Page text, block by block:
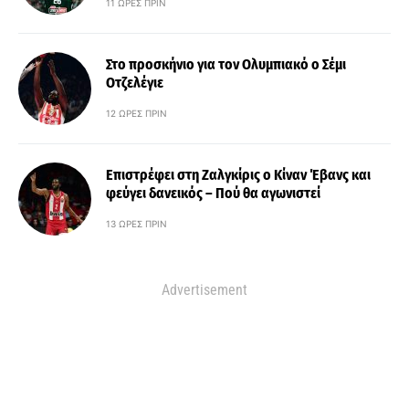
11 ΏΡΕΣ ΠΡΙΝ
Στο προσκήνιο για τον Ολυμπιακό ο Σέμι
Οτζελέγιε
12 ΏΡΕΣ ΠΡΙΝ
Επιστρέφει στη Ζαλγκίρις ο Κίναν Έβανς και
φεύγει δανεικός – Πού θα αγωνιστεί
13 ΏΡΕΣ ΠΡΙΝ
Advertisement